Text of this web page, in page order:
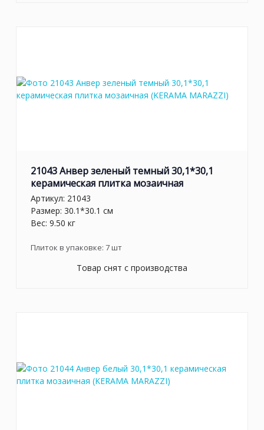
21043 Анвер зеленый темный 30,1*30,1
керамическая плитка мозаичная
Артикул: 21043
Размер: 30.1*30.1 см
Вес: 9.50 кг
Плиток в упаковке: 7шт
Товар снят с производства